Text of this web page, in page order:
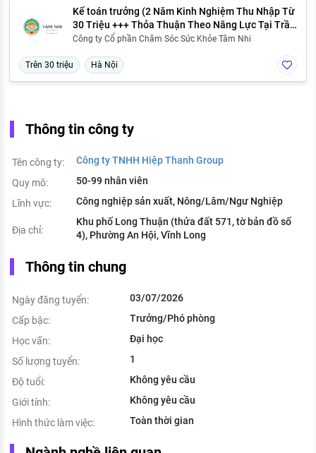
Kế toán trưởng (2 Năm Kinh Nghiệm Thu Nhập Từ
30 Triệu +++ Thỏa Thuận Theo Năng Lực Tại Trần
Duy Hưng, Hà Nội)
Công ty Cổ phần Chăm Sóc Sức Khỏe Tâm Nhi
Trên 30 triệu Hà Nội
Thông tin công ty
Tên công ty:
Công ty TNHH Hiệp Thanh Group
Quy mô:
50-99 nhân viên
Lĩnh vực:
Công nghiệp sản xuất, Nông/Lâm/Ngư Nghiệp
Địa chỉ:
Khu phố Long Thuận (thửa đất 571, tờ bản đồ số
4), Phường An Hội, Vĩnh Long
Thông tin chung
Ngày đăng tuyển:
03/07/2026
Cấp bậc:
Trưởng/Phó phòng
Học vấn:
Đại học
Số lượng tuyển:
1
Độ tuổi:
Không yêu cầu
Giới tính:
Không yêu cầu
Hình thức làm việc:
Toàn thời gian